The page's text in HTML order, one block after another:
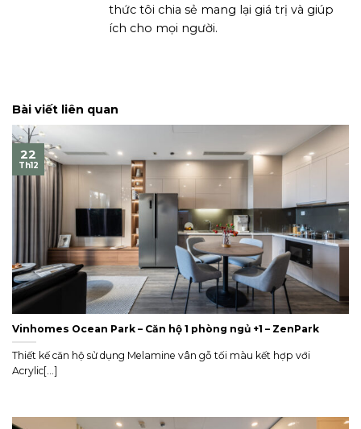
thức tôi chia sẻ mang lại giá trị và giúp
ích cho mọi người.
Bài viết liên quan
Vinhomes Ocean Park – Căn hộ 1 phòng ngủ +1 – ZenPark
Thiết kế căn hộ sử dụng Melamine vân gỗ tối màu kết hợp với
Acrylic[...]
22
Th12